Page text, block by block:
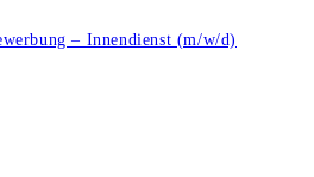
– Innendienst (m/w/d)